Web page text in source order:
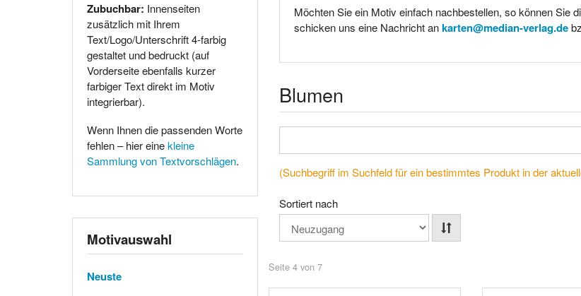
Möchten Sie ein Motiv einfach nachbestellen, so können Sie
schicken uns eine Nachricht ankarten@median-verlag.de
Blumen
(Suchbegriff im Suchfeld für ein bestimmtes Produkt in der
Sortiert nach
Seite 4 von 7
Zubuchbar: Innenseiten
zusätzlich mit Ihrem
Text/Logo/Unterschrift 4-farbig
gestaltet und bedruckt (auf
Vorderseite ebenfalls kurzer
farbiger Text direkt im Motiv
integrierbar).
Wenn Ihnen die passenden Worte
fehlen – hier einekleine
Sammlung von Textvorschlägen.
Motivauswahl
Neuste